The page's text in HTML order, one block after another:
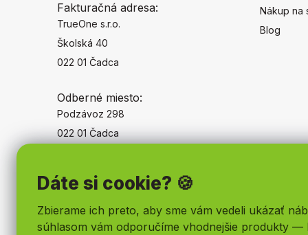
Dáte si cookie? 🍪
Zbierame ich preto, aby sme vám vedeli ukázať
súhlasom vám odporučíme vhodnejšie produkty
Fakturačná adresa:
TrueOne s.r.o.
Školská 40
022 01 Čadca
Odberné miesto:
Podzávoz 298
022 01 Čadca
Nákup na
Blog